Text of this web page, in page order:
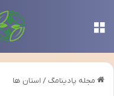
مجله پادینامگ / استان ها